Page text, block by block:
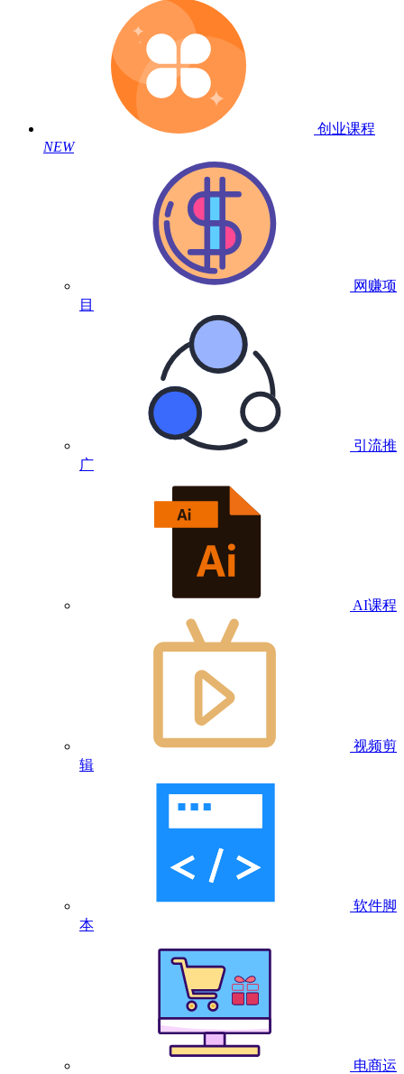
创业课程
NEW
网赚项
目
引流推
广
AI课程
视频剪
辑
软件脚
本
电商运